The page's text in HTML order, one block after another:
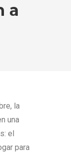
a
la
una
el
para